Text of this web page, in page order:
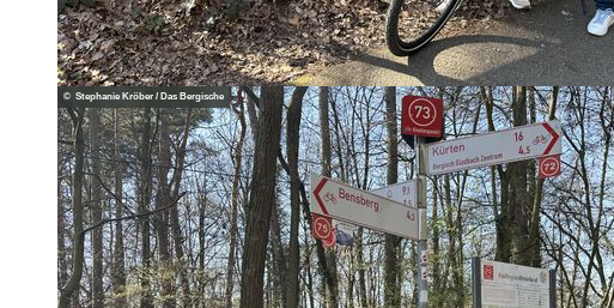
© Stephanie Kröber / Das Bergische